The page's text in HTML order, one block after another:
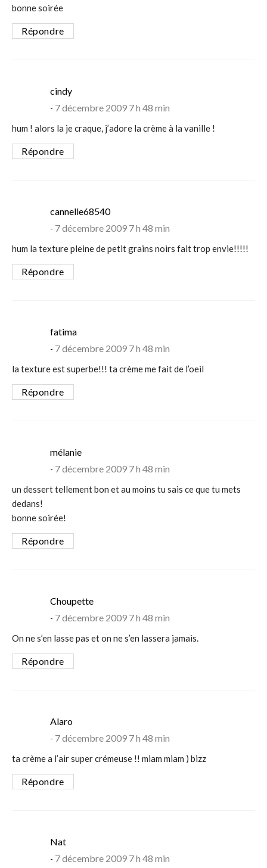
bonne soirée
Répondre
cindysays:
7 décembre 2009 7 h 48 min
hum ! alors la je craque, j’adore la crème à la vanille !
Répondre
cannelle68540says:
7 décembre 2009 7 h 48 min
hum la texture pleine de petit grains noirs fait trop envie!!!!!
Répondre
fatimasays:
7 décembre 2009 7 h 48 min
la texture est superbe!!! ta crème me fait de l’oeil
Répondre
mélaniesays:
7 décembre 2009 7 h 48 min
un dessert tellement bon et au moins tu sais ce que tu mets
dedans!
bonne soirée!
Répondre
Choupettesays:
7 décembre 2009 7 h 48 min
On ne s’en lasse pas et on ne s’en lassera jamais.
Répondre
Alarosays:
7 décembre 2009 7 h 48 min
ta crème a l’air super crémeuse !! miam miam ) bizz
Répondre
Natsays:
7 décembre 2009 7 h 48 min